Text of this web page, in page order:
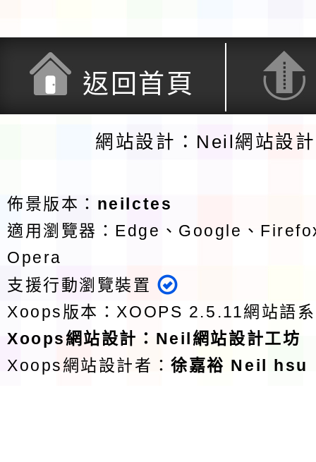
返回首頁
網站設計：Neil網站設
佈景版本： neilctes
適用瀏覽器：Edge、Google、
Opera
支援行動瀏覽裝置
Xoops版本： XOOPS 2.5.11網站語
Xoops網站設計 ： Neil網站設計工坊
Xoops網站設計者：徐嘉裕 Neil hsu